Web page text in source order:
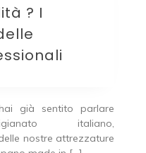
? I
già sentito parlare
italiano,
nostre attrezzature